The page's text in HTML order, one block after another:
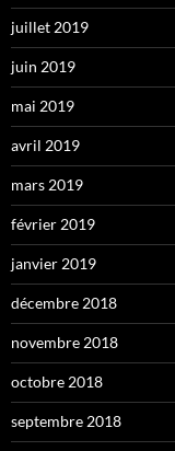
juillet 2019
juin 2019
mai 2019
avril 2019
mars 2019
février 2019
janvier 2019
décembre 2018
novembre 2018
octobre 2018
septembre 2018